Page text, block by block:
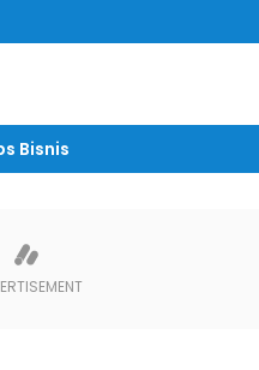
Bisnis